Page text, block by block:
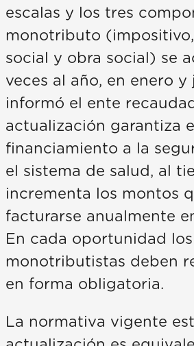
escalas y los tres
monotributo
social y obra social) se
veces al año, en enero y
informó el ente
actualización garantiza el
financiamiento a la
el sistema de salud, al
incrementa los montos
facturarse anualmente
En cada oportunidad los
monotributistas deben
en forma obligatoria.
La normativa vigente